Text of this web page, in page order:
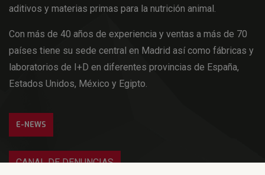
aditivos y materias primas para la nutrición animal.
Con más de 40 años de experiencia y ventas a más de 70
países tiene su sede central en Madrid así como fábricas y
laboratorios de I+D en diferentes provincias de España,
Estados Unidos, México y Egipto.
E-NEWS
CANAL DE DENUNCIAS